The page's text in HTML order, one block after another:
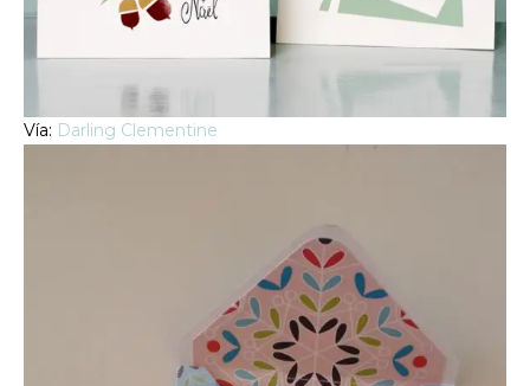
Vía: Darling Clementine